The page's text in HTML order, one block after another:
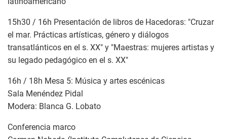
15h30 / 16h Presentación de libros de Hacedoras: "Cruzar
el mar. Prácticas artísticas, género y diálogos
transatlánticos en el s. XX" y "Maestras: mujeres artistas y
su legado pedagógico en el s. XX"
16h / 18h Mesa 5: Música y artes escénicas
Sala Menéndez Pidal
Modera: Blanca G. Lobato
Conferencia marco